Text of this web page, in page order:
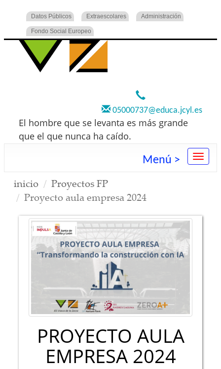
Datos Públicos Extraescolares Administración
Fondo Social Europeo
05000737@educa.jcyl.es
El hombre que se levanta es más grande
que el que nunca ha caído.
Menú >
inicio
Proyectos FP
Proyecto aula empresa 2024
PROYECTO AULA
EMPRESA 2024